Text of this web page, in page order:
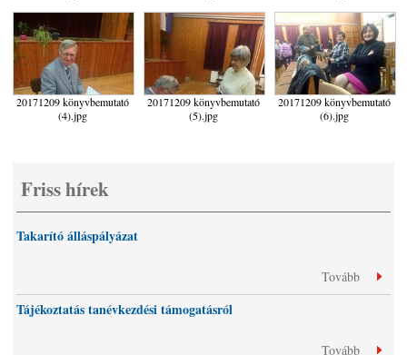
20171209 könyvbemutató
(4).jpg
20171209 könyvbemutató
(5).jpg
20171209 könyvbemutató
(6).jpg
Friss hírek
Takarító álláspályázat
Tovább
Tájékoztatás tanévkezdési támogatásról
Tovább